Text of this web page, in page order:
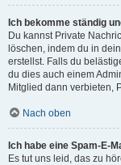
Ich bekomme ständig
Du kannst Private
löschen, indem du in
erstellst. Falls du
du dies auch einem
Mitglied dann verbieten,
Nach oben
Ich habe eine Spam-E-
Es tut uns leid, das zu